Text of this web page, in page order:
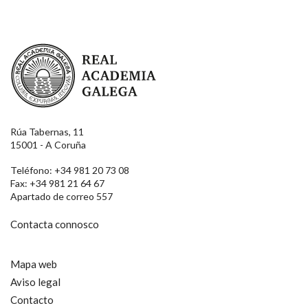
Real Academia Galega
Rúa Tabernas, 11
15001 - A Coruña
Teléfono: +34 981 20 73 08
Fax: +34 981 21 64 67
Apartado de correo 557
Contacta connosco
Mapa web
Aviso legal
Contacto